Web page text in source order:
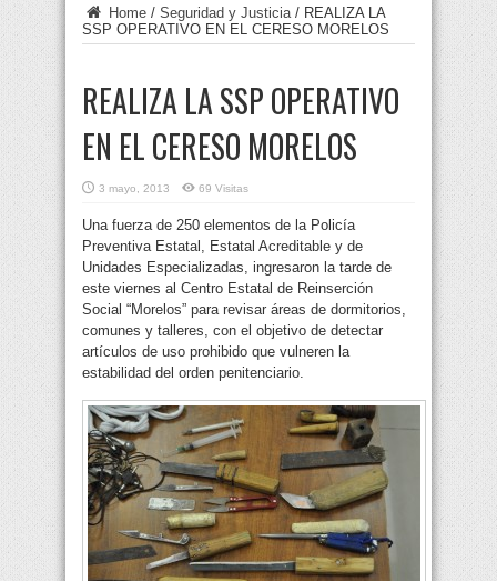
Home / Seguridad y Justicia / REALIZA LA
SSP OPERATIVO EN EL CERESO MORELOS
REALIZA LA SSP OPERATIVO
EN EL CERESO MORELOS
3 mayo, 2013 69 Visitas
Una fuerza de 250 elementos de la Policía
Preventiva Estatal, Estatal Acreditable y de
Unidades Especializadas, ingresaron la tarde de
este viernes al Centro Estatal de Reinserción
Social “Morelos” para revisar áreas de dormitorios,
comunes y talleres, con el objetivo de detectar
artículos de uso prohibido que vulneren la
estabilidad del orden penitenciario.